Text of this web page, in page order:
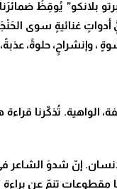
بلانكو” يُوقِظُ
غنائيةٍ سوى
، وإنشراحٍ، حلوةً،
الواهية. تُذكّرنا
إنّ شدوَ
مقطوعات تنمّ عن